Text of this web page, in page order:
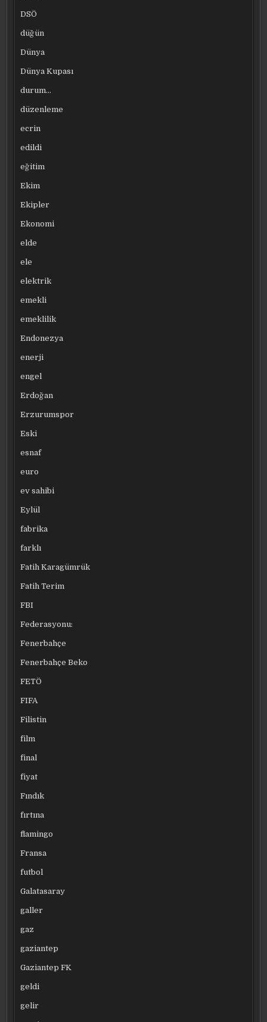
DSÖ
düğün
Dünya
Dünya Kupası
durum…
düzenleme
ecrin
edildi
eğitim
Ekim
Ekipler
Ekonomi
elde
ele
elektrik
emekli
emeklilik
Endonezya
enerji
engel
Erdoğan
Erzurumspor
Eski
esnaf
euro
ev sahibi
Eylül
fabrika
farklı
Fatih Karagümrük
Fatih Terim
FBI
Federasyonu:
Fenerbahçe
Fenerbahçe Beko
FETÖ
FIFA
Filistin
film
final
fiyat
Fındık
fırtına
flamingo
Fransa
futbol
Galatasaray
galler
gaz
gaziantep
Gaziantep FK
geldi
gelir